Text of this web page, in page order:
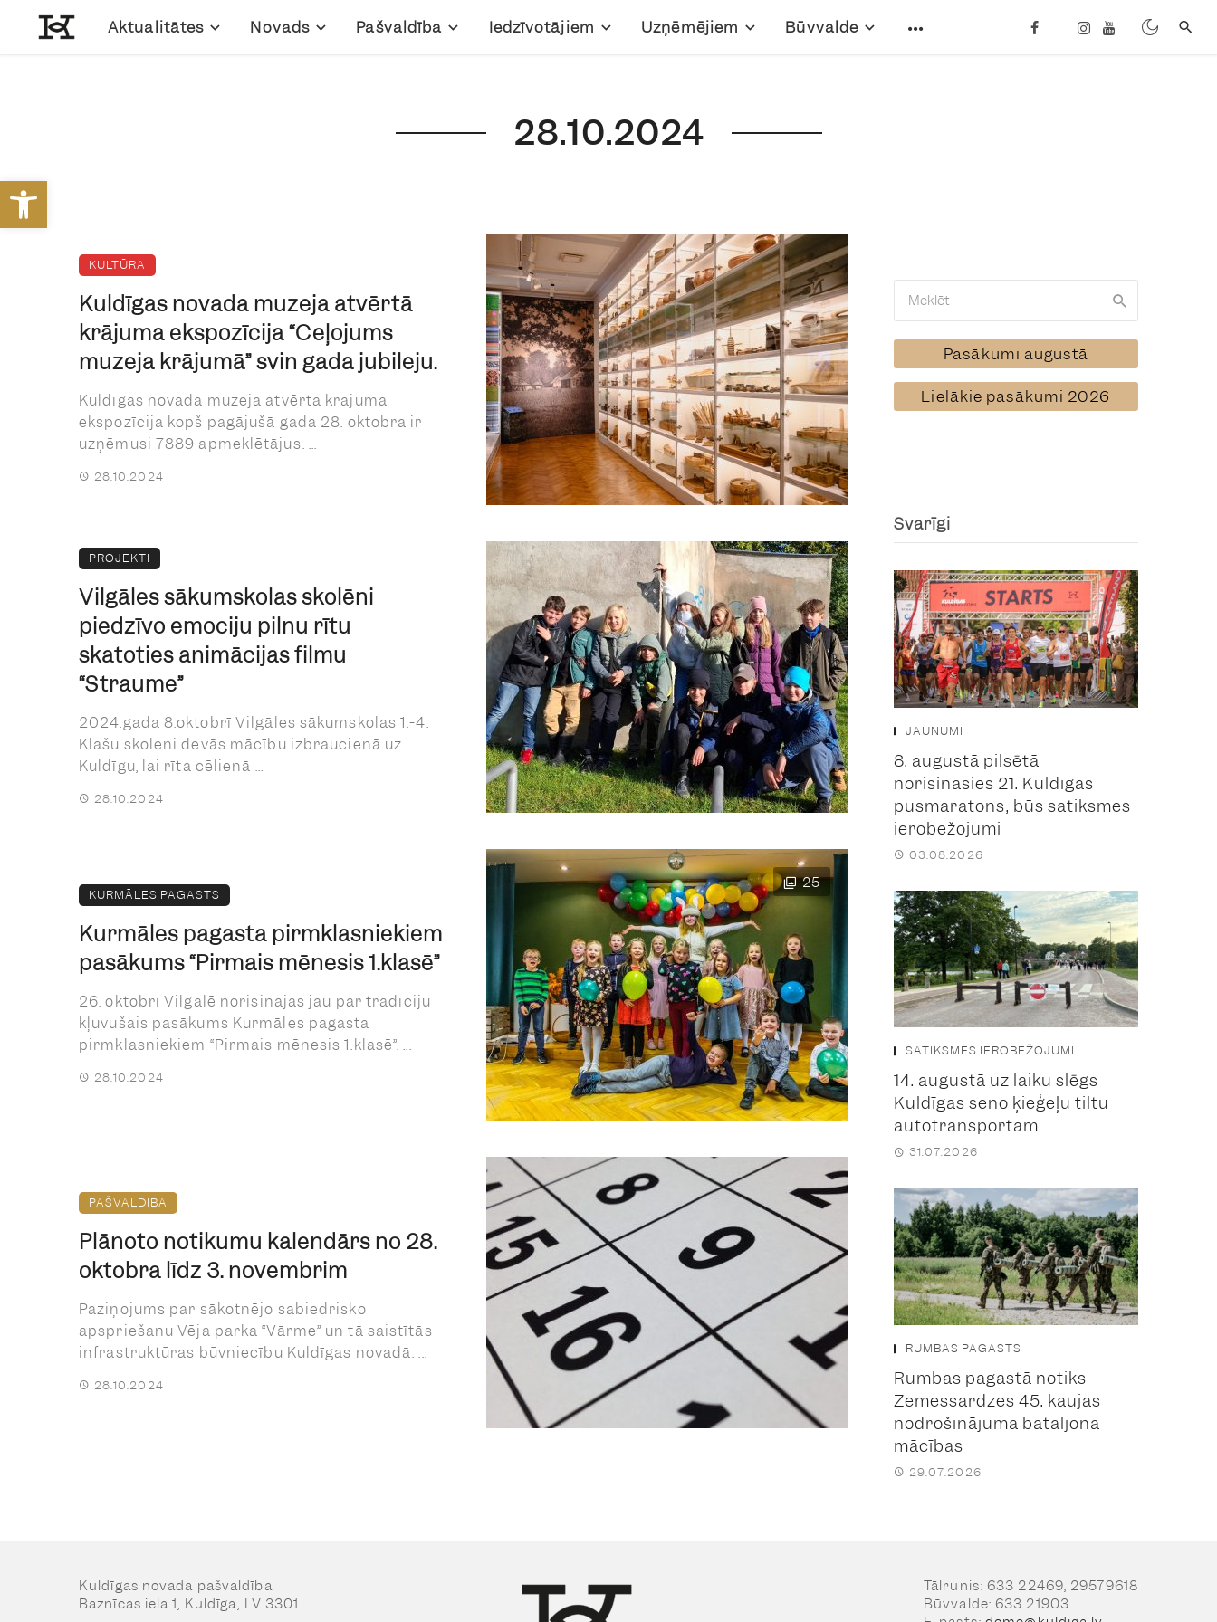
Open toolbar
Aktualitātes Novads Pašvaldība Iedzīvotājiem Uzņēmējiem Būvvalde
28.10.2024
KULTŪRA
Kuldīgas novada muzeja atvērtā
krājuma ekspozīcija “Ceļojums
muzeja krājumā” svin gada jubileju.
Kuldīgas novada muzeja atvērtā krājuma
ekspozīcija kopš pagājušā gada 28. oktobra ir
uzņēmusi 7889 apmeklētājus. ...
28.10.2024
PROJEKTI
Vilgāles sākumskolas skolēni
piedzīvo emociju pilnu rītu
skatoties animācijas filmu
“Straume”
2024.gada 8.oktobrī Vilgāles sākumskolas 1.-4.
Klašu skolēni devās mācību izbraucienā uz
Kuldīgu, lai rīta cēlienā ...
28.10.2024
25
KURMĀLES PAGASTS
Kurmāles pagasta pirmklasniekiem
pasākums “Pirmais mēnesis 1.klasē”
26. oktobrī Vilgālē norisinājās jau par tradīciju
kļuvušais pasākums Kurmāles pagasta
pirmklasniekiem “Pirmais mēnesis 1.klasē”. ...
28.10.2024
PAŠVALDĪBA
Plānoto notikumu kalendārs no 28.
oktobra līdz 3. novembrim
Paziņojums par sākotnējo sabiedrisko
apspriešanu Vēja parka “Vārme” un tā saistītās
infrastruktūras būvniecību Kuldīgas novadā. ...
28.10.2024
Pasākumi augustā
Lielākie pasākumi 2026
Svarīgi
JAUNUMI
8. augustā pilsētā
norisināsies 21. Kuldīgas
pusmaratons, būs satiksmes
ierobežojumi
03.08.2026
SATIKSMES IEROBEŽOJUMI
14. augustā uz laiku slēgs
Kuldīgas seno ķieģeļu tiltu
autotransportam
31.07.2026
RUMBAS PAGASTS
Rumbas pagastā notiks
Zemessardzes 45. kaujas
nodrošinājuma bataljona
mācības
29.07.2026
Kuldīgas novada pašvaldība
Baznīcas iela 1, Kuldīga, LV 3301
Tālrunis: 633 22469, 29579618
Būvvalde: 633 21903